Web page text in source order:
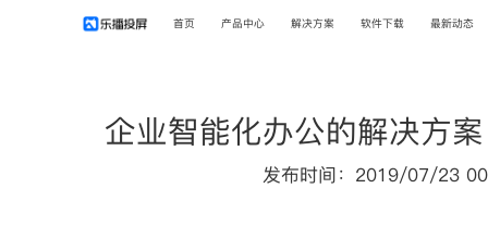
首页 产品中心 解决方案 软件下载 最新动态
企业智能化办公的解决方
发布时间：2019/07/23